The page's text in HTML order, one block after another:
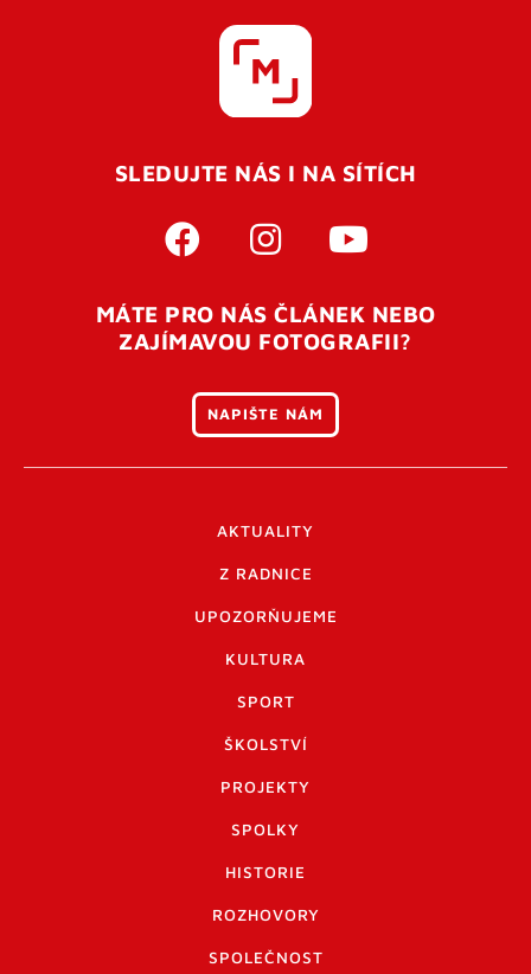
SLEDUJTE NÁS I NA SÍTÍCH
MÁTE PRO NÁS ČLÁNEK NEBO
ZAJÍMAVOU FOTOGRAFII?
NAPIŠTE NÁM
AKTUALITY
Z RADNICE
UPOZORŇUJEME
KULTURA
SPORT
ŠKOLSTVÍ
PROJEKTY
SPOLKY
HISTORIE
ROZHOVORY
SPOLEČNOST